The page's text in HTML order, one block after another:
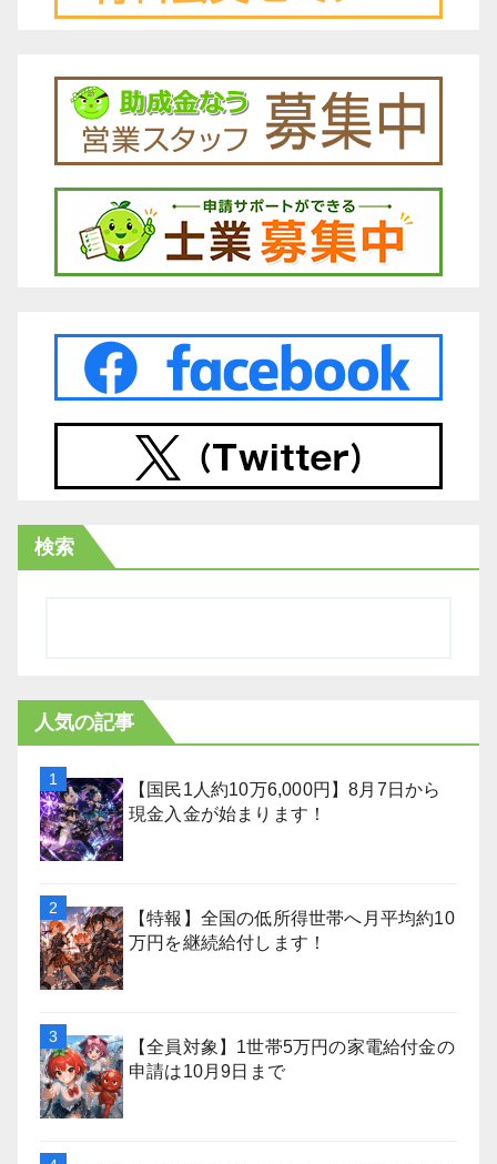
検索
人気の記事
【国民1人約10万6,000円】8月7日から
現金入金が始まります！
【特報】全国の低所得世帯へ月平均約10
万円を継続給付します！
【全員対象】1世帯5万円の家電給付金の
申請は10月9日まで